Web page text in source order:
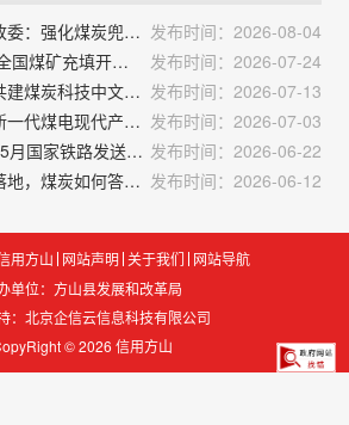
1.信用中国：国家发改委：强化煤炭兜底保障作用 加大油气增储上产力度 发布时间：2026-08-04
2.中国煤炭报：2026全国煤矿充填开采大会召开
发布时间：2026-07-24
3.中国煤炭报：中俄共建煤炭科技中文工坊 发布时间：2026-07-13
4.中国煤炭网：首届新一代煤电现代产业链融通发展共链行动大会在内蒙古召开 发布时间：2026-07-03
5.中国煤炭网：1月至5月国家铁路发送煤炭8.7亿吨 发布时间：2026-06-22
6.中国煤炭报：新规落地，煤炭如何答好信用建设这道题？ 发布时间：2026-06-12
用方山 网站声明 关于我们 网站导航
单位：方山县发展和改革局
北京企信云信息科技有限公司
© 2026 信用方山